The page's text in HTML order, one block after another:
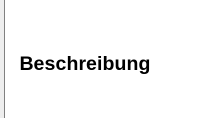
Beschreibung